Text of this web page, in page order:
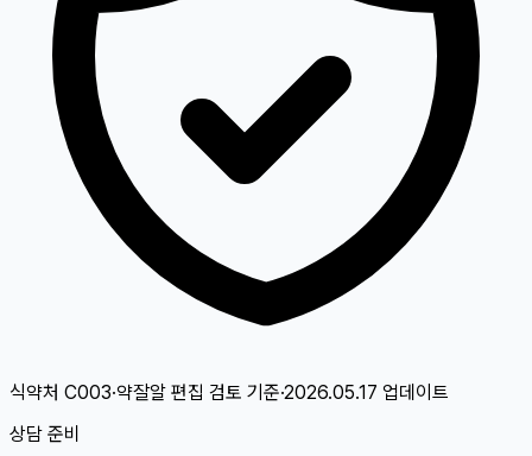
식약처 C003·약잘알 편집 검토 기준·2026.05.17 업데이트
상담 준비